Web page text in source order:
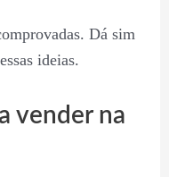
Dá sim
ideias.
vender na